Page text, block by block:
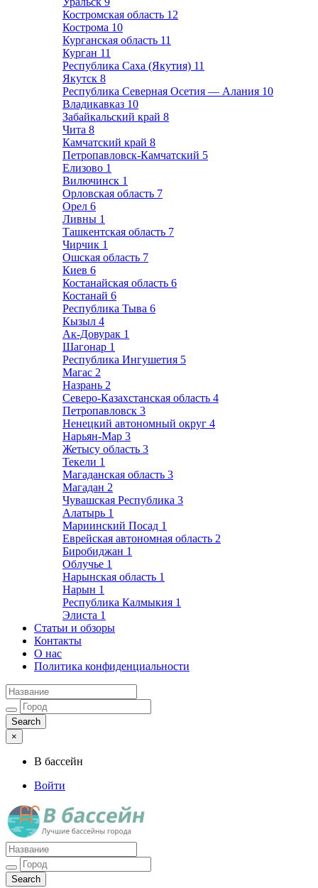
Костромская область 12
Кострома 10
Курганская область 11
Курган 11
Республика Саха (Якутия) 11
Якутск 8
Республика Северная Осетия — Алания 10
Владикавказ 10
Забайкальский край 8
Чита 8
Камчатский край 8
Петропавловск-Камчатский 5
Елизово 1
Вилючинск 1
Орловская область 7
Орел 6
Ливны 1
Ташкентская область 7
Чирчик 1
Ошская область 7
Киев 6
Костанайская область 6
Костанай 6
Республика Тыва 6
Кызыл 4
Ак-Довурак 1
Шагонар 1
Республика Ингушетия 5
Магас 2
Назрань 2
Северо-Казахстанская область 4
Петропавловск 3
Ненецкий автономный округ 4
Нарьян-Мар 3
Жетысу область 3
Текели 1
Магаданская область 3
Магадан 2
Чувашская Республика 3
Алатырь 1
Мариинский Посад 1
Еврейская автономная область 2
Биробиджан 1
Облучье 1
Нарынская область 1
Нарын 1
Республика Калмыкия 1
Элиста 1
Статьи и обзоры
Контакты
О нас
Политика конфиденциальности
×
В бассейн
Войти
Лучшие бассейны города